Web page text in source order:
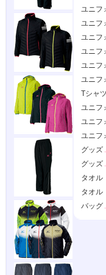
ユニフ
ユニフ
ユニフ
ユニフ
ユニフ
ユニフ
Tシャ
ユニフ
ユニフ
ユニフ
グッズ
グッズ
タオル
タオル
バッグ